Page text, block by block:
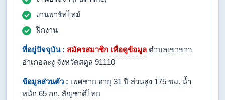
งานพาร์ทไทม์
ฝึกงาน
ที่อยู่ปัจจุบัน : สมัครสมาชิก เพื่อดูข้อมูล ตำบลเขาขาว
อำเภอละงู จังหวัดสตูล 91110
ข้อมูลส่วนตัว : เพศชาย อายุ 31 ปี ส่วนสูง 175 ซม. น้ำ
หนัก 65 กก. สัญชาติไทย